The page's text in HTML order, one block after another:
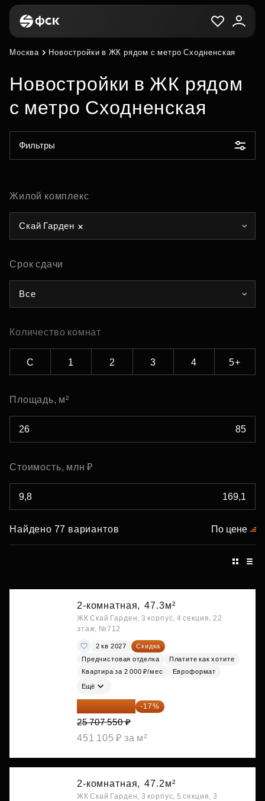
Москва Новостройки в ЖК рядом с метро Сходненская
Новостройки в ЖК рядом
с метро Сходненская
Фильтры
Жилой комплекс
Скай Гарден
Срок сдачи
Все
Количество комнат
С 1 2 3 4 5+
Площадь, м²
Стоимость, млн ₽
Найдено 77 вариантов По цене
2-комнатная, 47.3м²
ЖК Скай Гарден, 3 корпус, 4 секция, 22
этаж, №712
2 кв 2027
Скидка
Предчистовая отделка
Платите как хотите
Квартира за 2 000 ₽/мес
Евроформат
Ещё
21 337 267 ₽ -17%
25 707 550 ₽
451 105 ₽ за м²
2-комнатная, 47.2м²
ЖК Скай Гарден, 3 корпус, 5 секция, 3